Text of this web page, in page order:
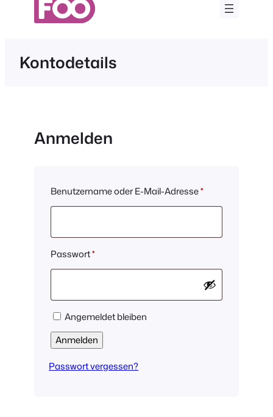
springen
Kontodetails
Anmelden
Benutzername oder E-Mail-Adresse*
Passwort*
Angemeldet bleiben
Anmelden
Passwort vergessen?